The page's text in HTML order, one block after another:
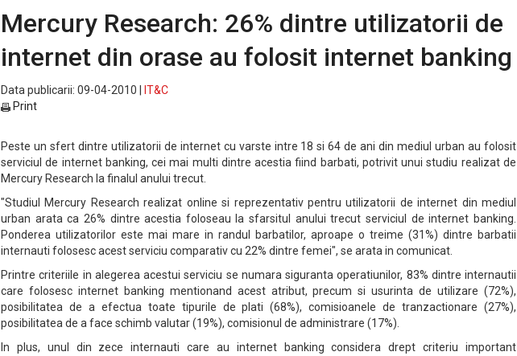
Mercury Research: 26% dintre utilizatorii de
internet din orase au folosit internet banking
Data publicarii: 09-04-2010 |
IT&C
Print
Peste un sfert dintre utilizatorii de internet cu varste intre 18 si 64 de ani din mediul urban au folosit
serviciul de internet banking, cei mai multi dintre acestia fiind barbati, potrivit unui studiu realizat de
Mercury Research la finalul anului trecut.
"Studiul Mercury Research realizat online si reprezentativ pentru utilizatorii de internet din mediul
urban arata ca 26% dintre acestia foloseau la sfarsitul anului trecut serviciul de internet banking.
Ponderea utilizatorilor este mai mare in randul barbatilor, aproape o treime (31%) dintre barbatii
internauti folosesc acest serviciu comparativ cu 22% dintre femei", se arata in comunicat.
Printre criteriile in alegerea acestui serviciu se numara siguranta operatiunilor, 83% dintre internautii
care folosesc internet banking mentionand acest atribut, precum si usurinta de utilizare (72%),
posibilitatea de a efectua toate tipurile de plati (68%), comisioanele de tranzactionare (27%),
posibilitatea de a face schimb valutar (19%), comisionul de administrare (17%).
In plus, unul din zece internauti care au internet banking considera drept criteriu important